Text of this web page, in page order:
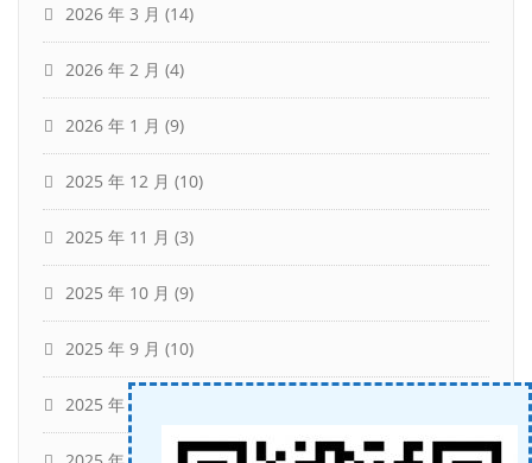
2026 年 3 月 (14)
2026 年 2 月 (4)
2026 年 1 月 (9)
2025 年 12 月 (10)
2025 年 11 月 (3)
2025 年 10 月 (9)
2025 年 9 月 (10)
2025 年 8 月